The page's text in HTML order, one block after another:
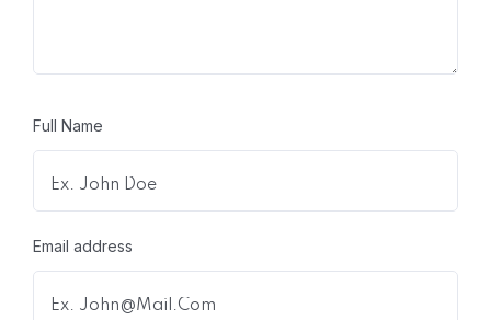
Full Name
Email address